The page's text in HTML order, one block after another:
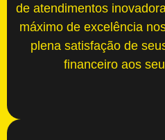
de atendimentos
máximo de excelência
plena satisfação de
financeiro aos